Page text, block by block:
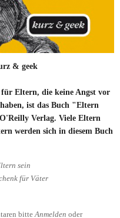
& geek
Eltern, die keine Angst vor
ist das Buch "Eltern
Verlag. Viele Eltern
werden sich in diesem Buch
sein
für Väter
sein - kurz & geek
bitte Anmelden oder